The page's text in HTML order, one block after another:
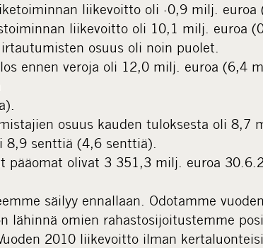
liikevoitto oli -0,9 milj. euroa
liikevoitto oli 10,1 milj. euroa
osuus oli noin puolet.
ennen veroja oli 12,0 milj. euroa (6,4
osuus kauden tuloksesta oli 8,7
8,9 senttiä (4,6 senttiä).
pääomat olivat 3 351,3 milj. euroa
säilyy ennallaan. Odotamme
lähinnä omien rahastosijoitustemme
2010 liikevoitto ilman